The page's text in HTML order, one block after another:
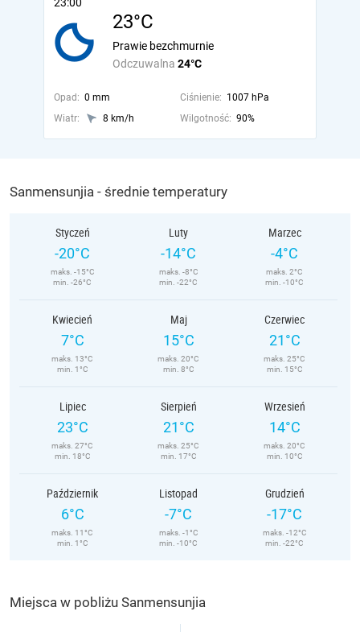
23°C
Odczuwalna 24°C
Prawie bezchmurnie
Opad: 0 mm Ciśnienie: 1007 hPa
Wiatr:
8 km/h Wilgotność: 90%
Sanmensunjia - średnie temperatury
Styczeń
-20°C
maks. -15°C
min. -26°C
Luty
-14°C
maks. -8°C
min. -22°C
Marzec
-4°C
maks. 2°C
min. -10°C
Kwiecień
7°C
maks. 13°C
min. 1°C
Maj
15°C
maks. 20°C
min. 8°C
Czerwiec
21°C
maks. 25°C
min. 15°C
Lipiec
23°C
maks. 27°C
min. 18°C
Sierpień
21°C
maks. 25°C
min. 17°C
Wrzesień
14°C
maks. 20°C
min. 10°C
Październik
6°C
maks. 11°C
min. 1°C
Listopad
-7°C
maks. -1°C
min. -10°C
Grudzień
-17°C
maks. -12°C
min. -22°C
Miejsca w pobliżu Sanmensunjia